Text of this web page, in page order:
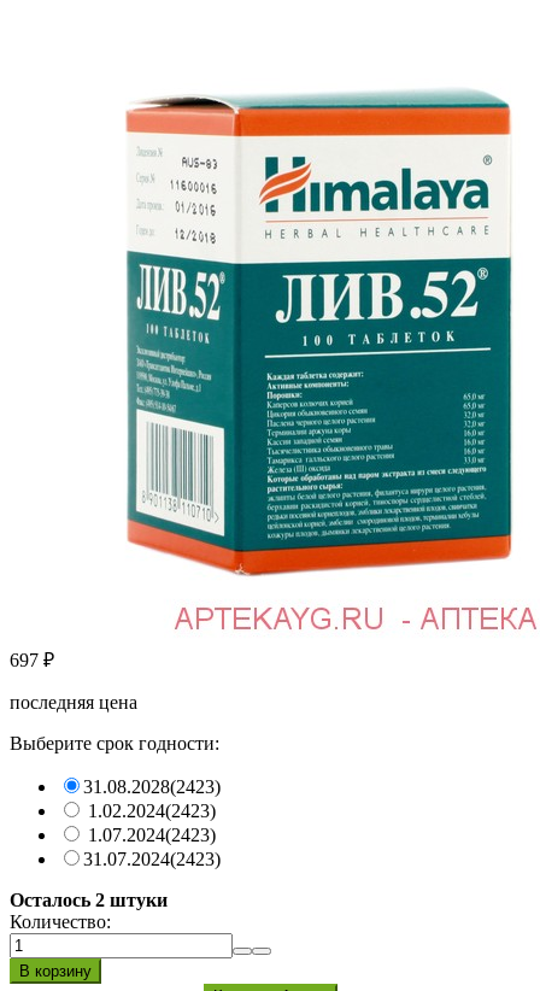
697 ₽
последняя цена
Выберите срок годности:
31.08.2028(2423)
1.02.2024(2423)
1.07.2024(2423)
31.07.2024(2423)
Осталось 2 штуки
Количество: